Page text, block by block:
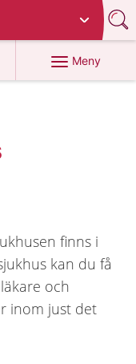
Meny
finns i
kan du få
och
inom just det